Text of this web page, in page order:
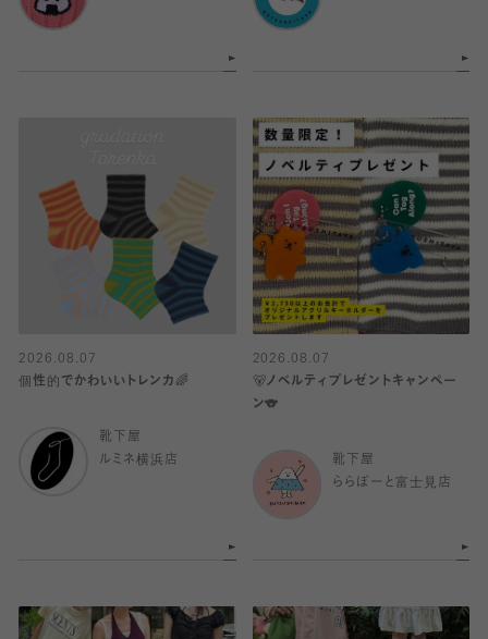
2026.08.07
個性的でかわいいトレンカ🌈
靴下屋
ルミネ横浜店
2026.08.07
🐻ノベルティプレゼントキャンペー
ン🐨
靴下屋
ららぽーと富士見店